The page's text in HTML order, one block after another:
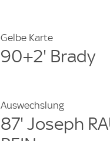
Gelbe Karte
90+2' Brady
Auswechslung
87' Joseph